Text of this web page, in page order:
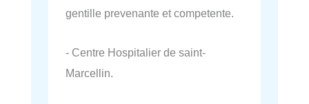
gentille prevenante et competente.
- Centre Hospitalier de saint-
Marcellin.